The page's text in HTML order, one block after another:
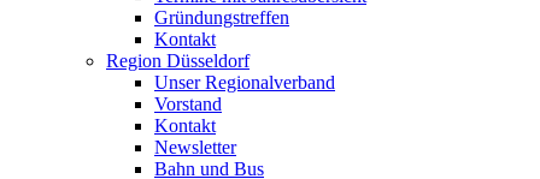
Gründungstreffen
Kontakt
Region Düsseldorf
Unser Regionalverband
Vorstand
Kontakt
Newsletter
Bahn und Bus